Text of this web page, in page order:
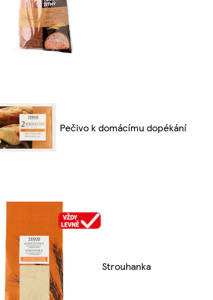
Pečivo k domácímu dopékání
Strouhanka